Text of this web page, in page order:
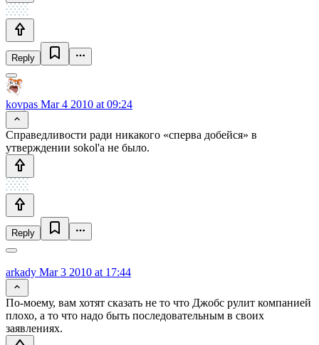
Reply
kovpas Mar 4 2010 at 09:24
Справедливости ради никакого «сперва добейся» в
утверждении sokol'а не было.
Reply
arkady Mar 3 2010 at 17:44
По-моему, вам хотят сказать не то что Джобс рулит компанией
плохо, а то что надо быть последовательным в своих
заявлениях.